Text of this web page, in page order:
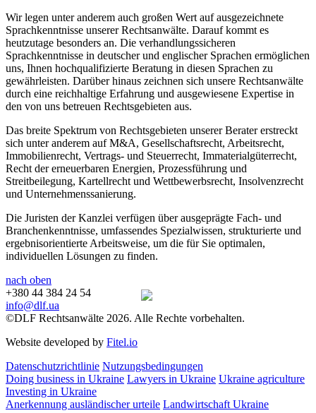
Wir legen unter anderem auch großen Wert auf ausgezeichnete
Sprachkenntnisse unserer Rechtsanwälte. Darauf kommt es
heutzutage besonders an. Die verhandlungssicheren
Sprachkenntnisse in deutscher und englischer Sprachen ermöglichen
uns, Ihnen hochqualifizierte Beratung in diesen Sprachen zu
gewährleisten. Darüber hinaus zeichnen sich unsere Rechtsanwälte
durch eine reichhaltige Erfahrung und ausgewiesene Expertise in
den von uns betreuen Rechtsgebieten aus.
Das breite Spektrum von Rechtsgebieten unserer Berater erstreckt
sich unter anderem auf M&A, Gesellschaftsrecht, Arbeitsrecht,
Immobilienrecht, Vertrags- und Steuerrecht, Immaterialgüterrecht,
Recht der erneuerbaren Energien, Prozessführung und
Streitbeilegung, Kartellrecht und Wettbewerbsrecht, Insolvenzrecht
und Unternehmenssanierung.
Die Juristen der Kanzlei verfügen über ausgeprägte Fach- und
Branchenkenntnisse, umfassendes Spezialwissen, strukturierte und
ergebnisorientierte Arbeitsweise, um die für Sie optimalen,
individuellen Lösungen zu finden.
nach oben
+380 44 384 24 54
info@dlf.ua
©DLF Rechtsanwälte 2026. Alle Rechte vorbehalten.
Website developed by Fitel.io
Datenschutzrichtlinie Nutzungsbedingungen
Doing business in Ukraine Lawyers in Ukraine Ukraine agriculture
Investing in Ukraine
Anerkennung ausländischer urteile Landwirtschaft Ukraine